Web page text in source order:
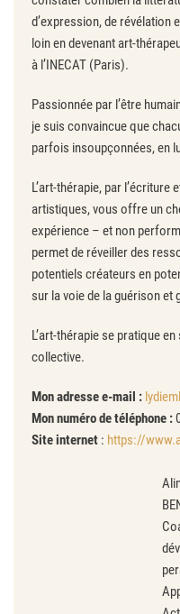
d’expression, de révélation
loin en devenant art-
à l’INECAT (Paris).
Passionnée par l’être
je suis convaincue que
parfois insoupçonnées, en
L’art-thérapie, par l’écriture
artistiques, vous offre un
expérience – et non
permet de réveiller des
potentiels créateurs en
sur la voie de la guérison et
L’art-thérapie se pratique
collective.
Mon adresse e-mail :
Mon numéro de téléphone :
Site internet : https://